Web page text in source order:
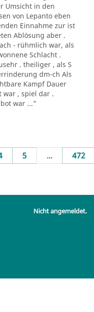
Umsicht in den
von Lepanto eben
Einnahme zur ist
Ablösung aber .
- rühmlich war, als
Schlacht .
. theiliger , als S
dm-ch Als
Kampf Dauer
war , spiel dar .
war ..."
5 ... 472
Nicht angemeldet.